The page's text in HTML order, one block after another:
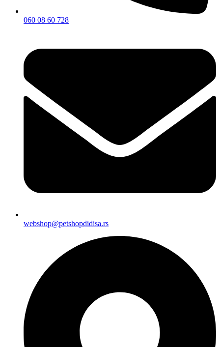
060 08 60 728
webshop@petshopdidisa.rs